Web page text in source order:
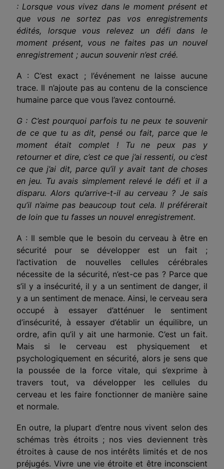
: Lorsque vous vivez dans le moment présent et
que vous ne sortez pas vos enregistrements
édités, lorsque vous relevez un défi dans le
moment présent, vous ne faites pas un nouvel
enregistrement ; aucun souvenir n’est créé.
A : C’est exact ; l’événement ne laisse aucune
trace. Il n’ajoute pas au contenu de la conscience
humaine parce que vous l’avez contourné.
G : C’est pourquoi parfois tu ne peux te souvenir
de ce que tu as dit, pensé ou fait, parce que le
moment était complet ! Tu ne peux pas y
retourner et dire, c’est ce que j’ai ressenti, ou c’est
ce que j’ai dit, parce qu’il y avait tant de choses
en jeu. Tu avais simplement relevé le défi et il a
disparu. Alors qu’arrive-t-il au cerveau ? Je sais
qu’il n’aime pas beaucoup tout cela. Il préférerait
de loin que tu fasses un nouvel enregistrement.
A : Il semble que le besoin du cerveau à être en
sécurité pour se développer est un fait ;
l’activation de nouvelles cellules cérébrales
nécessite de la sécurité, n’est-ce pas ? Parce que
s’il y a insécurité, il y a un sentiment de danger, il
y a un sentiment de menace. Ainsi, le cerveau sera
occupé à essayer d’atténuer le sentiment
d’insécurité, à essayer d’établir un équilibre, un
ordre, afin qu’il y ait une harmonie. C’est un fait.
Mais si le cerveau est physiquement et
psychologiquement en sécurité, alors je sens que
la poussée de la force vitale, qui s’exprime à
travers tout, va développer les cellules du
cerveau et les faire fonctionner de manière saine
et normale.
En outre, la plupart d’entre nous vivent selon des
schémas très étroits ; nos vies deviennent très
étroites à cause de nos intérêts limités et de nos
préjugés. Vivre une vie étroite et être inconscient